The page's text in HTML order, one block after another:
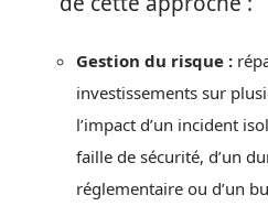
Gestion du risque :
investissements sur
l’impact d’un incident
faille de sécurité, d’un
réglementaire ou d’un